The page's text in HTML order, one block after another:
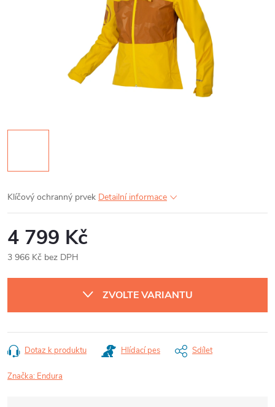
Klíčový ochranný prvek Detailní informace
4 799 Kč
3 966 Kč bez DPH
cena:
ZVOLTE VARIANTU
Dotaz k produktu Hlídací pes Sdílet
Značka: Endura